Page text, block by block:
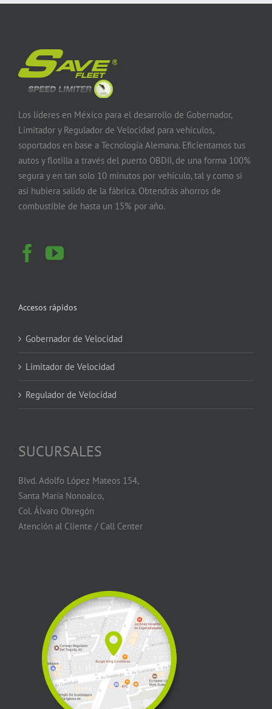
Los líderes en México para el desarrollo de Gobernador,
Limitador y Regulador de Velocidad para vehículos,
soportados en base a Tecnología Alemana. Eficientamos tus
autos y flotilla a través del puerto OBDII, de una forma 100%
segura y en tan solo 10 minutos por vehículo, tal y como si
así hubiera salido de la fábrica. Obtendrás ahorros de
combustible de hasta un 15% por año.
Accesos rápidos
Gobernador de Velocidad
Limitador de Velocidad
Regulador de Velocidad
SUCURSALES
Blvd. Adolfo López Mateos 154,
Santa María Nonoalco,
Col. Álvaro Obregón
Atención al Cliente / Call Center